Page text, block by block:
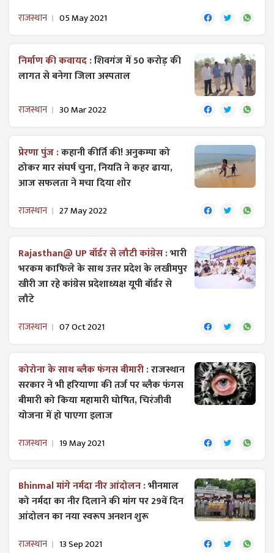
राजस्थान 05 May 2021
निर्माण की कवायद :शिवगंज में 50 करोड़ की
लागत से बनेगा जिला अस्पताल
राजस्थान 30 Mar 2022
प्रेरणा पुंज :कहानी कीर्ति की! अनुकम्पा को
ठोकर मार संघर्ष चुना, नियति ने कहर ढाया,
आज सफलता ने मचा दिया शोर
राजस्थान 27 May 2022
Rajasthan@ UP बॉर्डर से लौटी कांग्रेस :भारी
भरकम काफिले के साथ उत्तर प्रदेश के लखीमपुर
खीरी जा रहे कांग्रेस प्रदेशाध्यक्ष यूपी बॉर्डर से
लौटे
राजस्थान 07 Oct 2021
कोरोना के साथ ब्लैक फंगस बीमारी :राजस्थान
सरकार ने भी हरियाणा की तर्ज पर ब्लैक फंगस
बीमारी को किया महामारी घोषित, चिरंजीवी
योजना में हो पाएगा इलाज
राजस्थान 19 May 2021
Bhinmal मांगे नर्मदा नीर आंदोलन :भीनमाल
को नर्मदा का नीर दिलाने की मांग पर 29वें दिन
आंदोलन का नया स्वरूप अनशन शुरू
राजस्थान 13 Sep 2021